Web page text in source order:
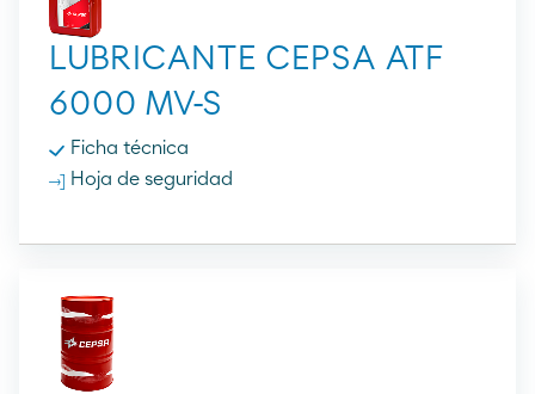
LUBRICANTE CEPSA ATF
6000 MV-S
Ficha técnica
Hoja de seguridad